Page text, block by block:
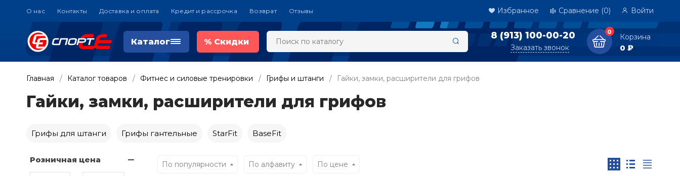
О нас Контакты Доставка и оплата Кредит и рассрочка Возврат Отзывы Избранное Сравнение (0) Войти
Каталог % Скидки
8 (913) 100-00-20
Заказать звонок
0
Корзина
0 ₽
Главная Каталог товаров Фитнес и силовые тренировки Грифы и штанги Гайки, замки, расширители для грифов
Гайки, замки, расширители для грифов
Грифы для штанги Грифы гантельные StarFit BaseFit
Розничная цена По популярности По алфавиту По цене